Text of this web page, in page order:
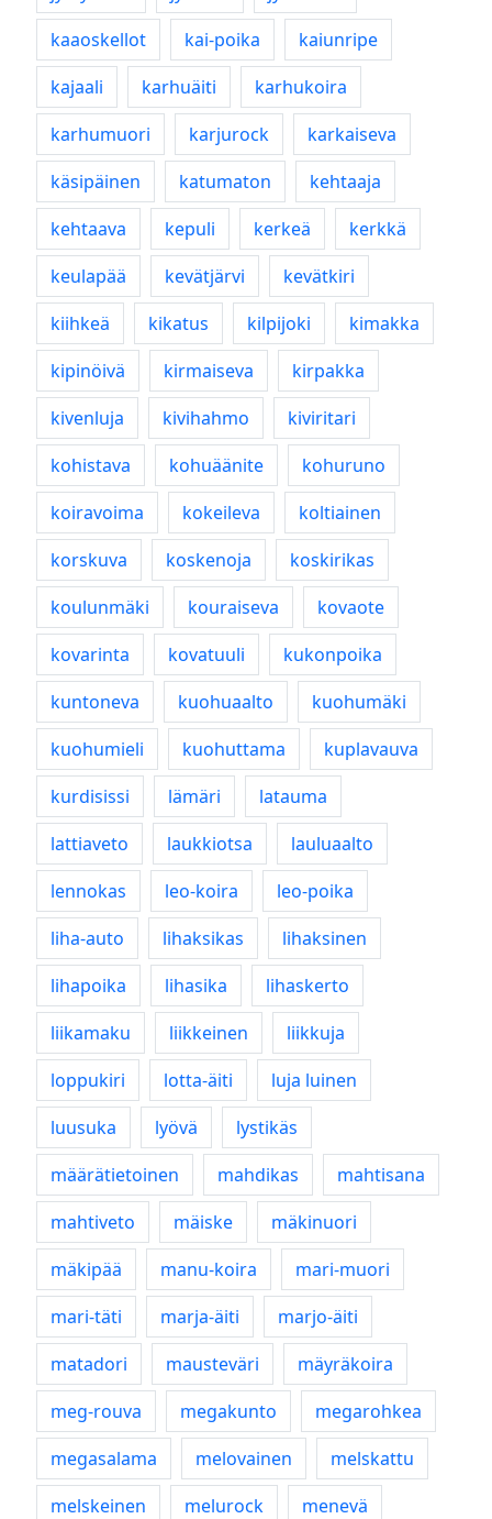
kaaoskellot
kai-poika
kaiunripe
kajaali
karhuäiti
karhukoira
karhumuori
karjurock
karkaiseva
käsipäinen
katumaton
kehtaaja
kehtaava
kepuli kerkeä
kerkkä
keulapää
kevätjärvi
kevätkiri
kiihkeä
kikatus kilpijoki
kimakka
kipinöivä
kirmaiseva
kirpakka
kivenluja
kivihahmo
kiviritari
kohistava
kohuäänite
kohuruno
koiravoima
kokeileva
koltiainen
korskuva
koskenoja
koskirikas
koulunmäki
kouraiseva
kovaote
kovarinta
kovatuuli
kukonpoika
kuntoneva
kuohuaalto
kuohumäki
kuohumieli
kuohuttama
kuplavauva
kurdisissi
lämäri
latauma
lattiaveto
laukkiotsa
lauluaalto
lennokas
leo-koira
leo-poika
liha-auto
lihaksikas
lihaksinen
lihapoika
lihasika
lihaskerto
liikamaku
liikkeinen
liikkuja
loppukiri
lotta-äiti
luja luinen
luusuka
lyövä
lystikäs
määrätietoinen
mahdikas
mahtisana
mahtiveto
mäiske
mäkinuori
mäkipää
manu-koira
mari-muori
mari-täti
marja-äiti
marjo-äiti
matadori
mausteväri
mäyräkoira
meg-rouva
megakunto
megarohkea
megasalama
melovainen
melskattu
melskeinen
melurock
menevä